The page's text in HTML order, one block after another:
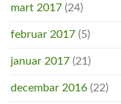
mart 2017 (24)
februar 2017 (5)
januar 2017 (21)
decembar 2016 (22)